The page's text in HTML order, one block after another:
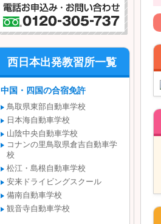
西日本出発教習所一覧
中国・四国の合宿免許
鳥取県東部自動車学校
日本海自動車学校
山陰中央自動車学校
コナンの里鳥取県倉吉自動車学
校
松江・島根自動車学校
安来ドライビングスクール
備南自動車学校
観音寺自動車学校